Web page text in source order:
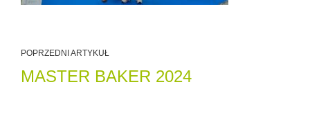
POPRZEDNI ARTYKUŁ
MASTER BAKER 2024